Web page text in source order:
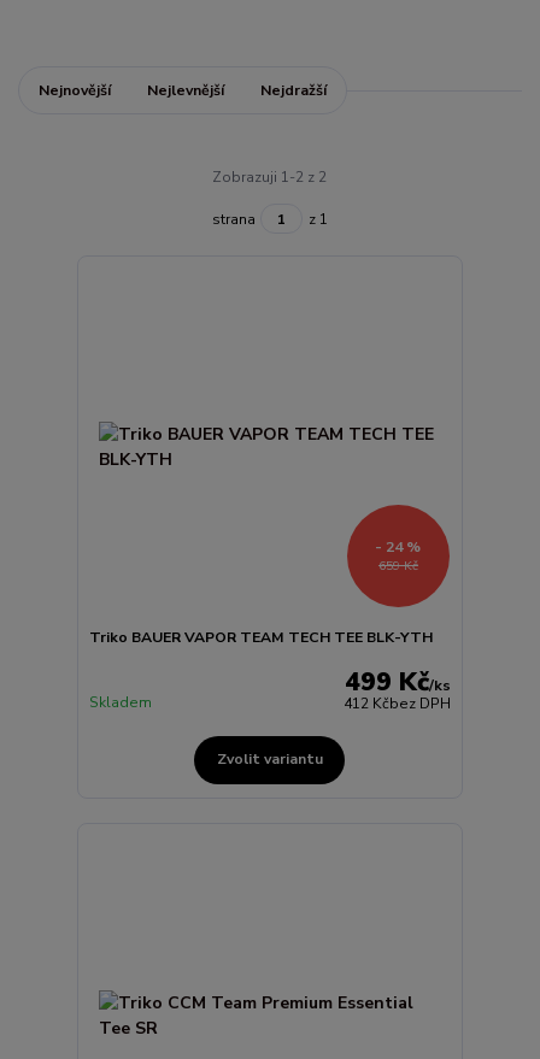
Nejnovější Nejlevnější Nejdražší
Zobrazuji 1-2 z 2
strana z 1
659 Kč
- 24 %
Triko BAUER VAPOR TEAM TECH TEE BLK-YTH
499 Kč/ks
412 Kčbez DPH
Skladem
Zvolit variantu